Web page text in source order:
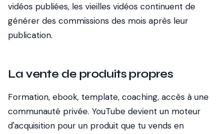
vidéos publiées, les vieilles vidéos continuent de
générer des commissions des mois après leur
publication.
La vente de produits propres
Formation, ebook, template, coaching, accès à une
communauté privée. YouTube devient un moteur
d'acquisition pour un produit que tu vends en